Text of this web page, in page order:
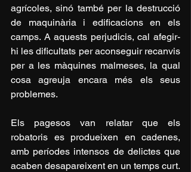
agrícoles, sinó també per la destrucció
de maquinària i edificacions en els
camps. A aquests perjudicis, cal afegir-
hi les dificultats per aconseguir recanvis
per a les màquines malmeses, la qual
cosa agreuja encara més els seus
problemes.
Els pagesos van relatar que els
robatoris es produeixen en cadenes,
amb períodes intensos de delictes que
acaben desapareixent en un temps curt.